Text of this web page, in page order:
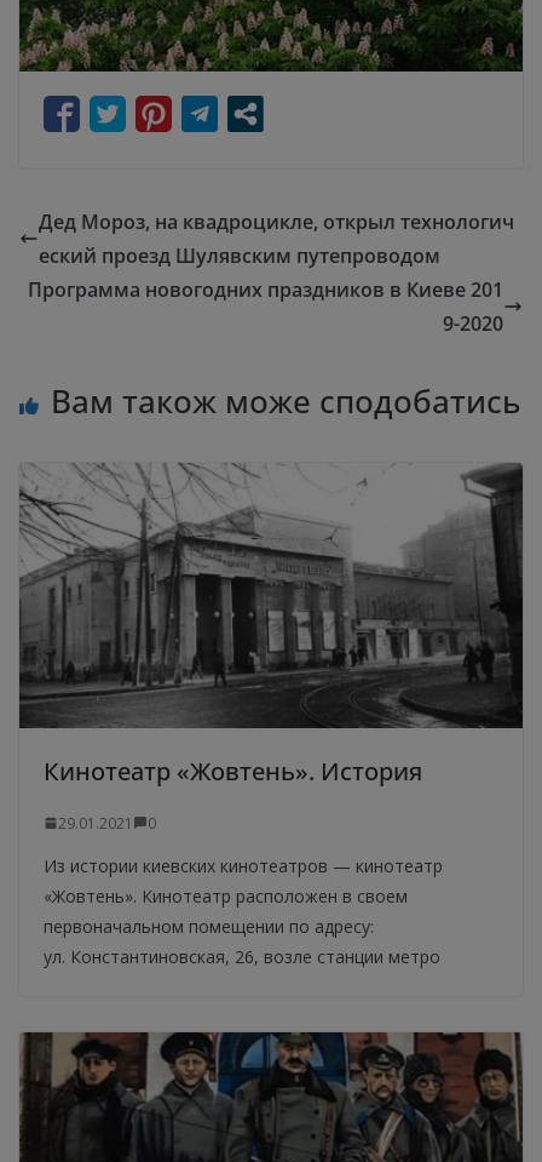
Дед Мороз, на квадроцикле, открыл технологич
еский проезд Шулявским путепроводом
Программа новогодних праздников в Киеве 201
9-2020
Вам також може сподобатись
Кинотеатр «Жовтень». История
29.01.2021 0
Из истории киевских кинотеатров — кинотеатр
«Жовтень». Кинотеатр расположен в своем
первоначальном помещении по адресу:
ул. Константиновская, 26, возле станции метро